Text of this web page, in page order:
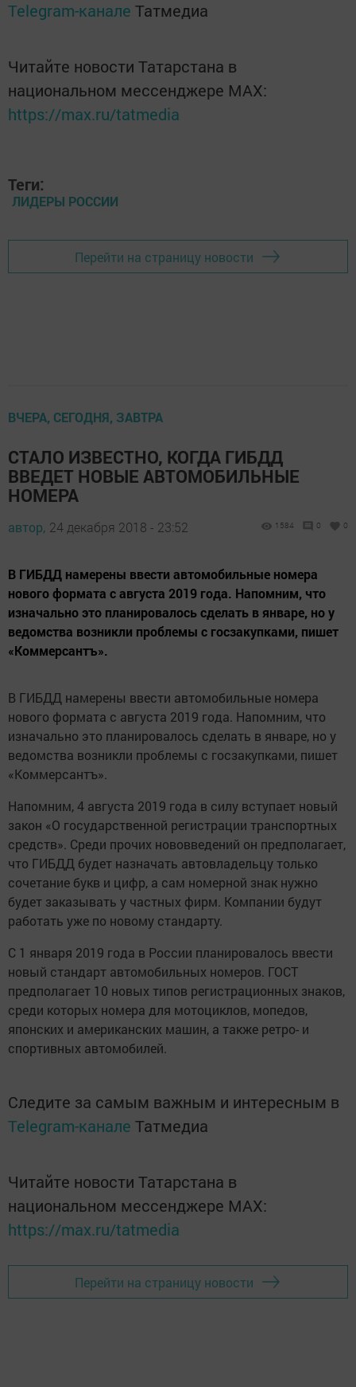
Telegram-канале Татмедиа
Читайте новости Татарстана в
национальном мессенджере MАХ:
https://max.ru/tatmedia
Теги:
ЛИДЕРЫ РОССИИ
Перейти на страницу новости
ВЧЕРА, СЕГОДНЯ, ЗАВТРА
СТАЛО ИЗВЕСТНО, КОГДА ГИБДД
ВВЕДЕТ НОВЫЕ АВТОМОБИЛЬНЫЕ
НОМЕРА
автор, 24 декабря 2018 - 23:52 1584 0 0
В ГИБДД намерены ввести автомобильные номера
нового формата с августа 2019 года. Напомним, что
изначально это планировалось сделать в январе, но у
ведомства возникли проблемы с госзакупками, пишет
«Коммерсантъ».
В ГИБДД намерены ввести автомобильные номера
нового формата с августа 2019 года. Напомним, что
изначально это планировалось сделать в январе, но у
ведомства возникли проблемы с госзакупками, пишет
«Коммерсантъ».
Напомним, 4 августа 2019 года в силу вступает новый
закон «О государственной регистрации транспортных
средств». Среди прочих нововведений он предполагает,
что ГИБДД будет назначать автовладельцу только
сочетание букв и цифр, а сам номерной знак нужно
будет заказывать у частных фирм. Компании будут
работать уже по новому стандарту.
С 1 января 2019 года в России планировалось ввести
новый стандарт автомобильных номеров. ГОСТ
предполагает 10 новых типов регистрационных знаков,
среди которых номера для мотоциклов, мопедов,
японских и американских машин, а также ретро- и
спортивных автомобилей.
Следите за самым важным и интересным в
Telegram-канале Татмедиа
Читайте новости Татарстана в
национальном мессенджере MАХ:
https://max.ru/tatmedia
Перейти на страницу новости